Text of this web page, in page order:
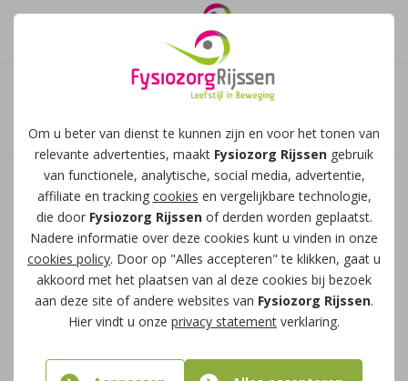
Om u beter van dienst te kunnen zijn en voor het tonen van
relevante advertenties, maakt Fysiozorg Rijssen gebruik
van functionele, analytische, social media, advertentie,
affiliate en tracking cookies en vergelijkbare technologie,
die door Fysiozorg Rijssenof derden worden geplaatst.
Nadere informatie over deze cookies kunt u vinden in onze
cookies policy. Door op "Alles accepteren" te klikken, gaat u
akkoord met het plaatsen van al deze cookies bij bezoek
aan deze site of andere websites van Fysiozorg Rijssen.
Hier vindt u onze privacy statement verklaring.
Danai Androulidakis -
diëtist
Hi! Mijn naam is Danai en ik kom uit het mooie
Deventer. Sinds september ben ik werkzaam als
diëtist bij Fysiozorg Rijssen. In mijn vrije tijd ben
ik graag samen met familie en vrienden, hier
haal ik veel geluk uit.
Wat ik het mooiste vind aan mijn werk is dat ik